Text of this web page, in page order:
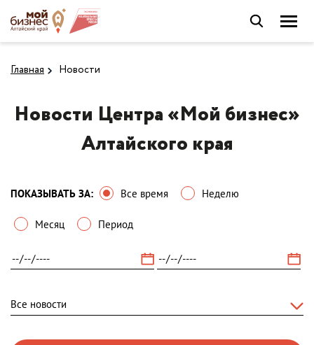
Главная Новости
Новости Центра «Мой бизнес»
Алтайского края
ПОКАЗЫВАТЬ ЗА: Все время Неделю
Месяц Период